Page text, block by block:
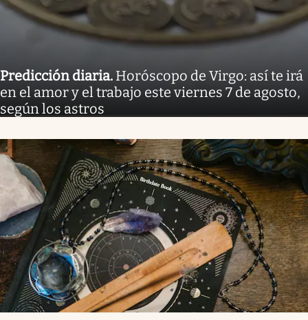
Predicción diaria. Horóscopo de Virgo: así te irá
en el amor y el trabajo este viernes 7 de agosto,
según los astros